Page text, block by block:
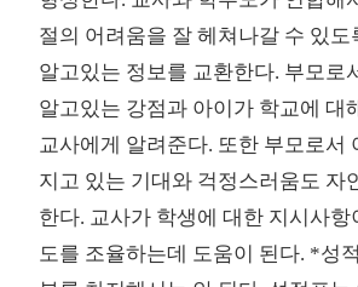
절의 어려움을 잘 헤쳐나갈 수 있
알고있는 정보를 교환한다. 부모로
알고있는 강점과 아이가 학교에 대
교사에게 알려준다. 또한 부모로서
지고 있는 기대와 걱정스러움도 자
한다. 교사가 학생에 대한 지시사항
도를 조율하는데 도움이 된다. *성